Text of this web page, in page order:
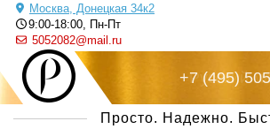
Москва, Донецкая 34к2
9:00-18:00, Пн-Пт
5052082@mail.ru
Русский
+7 (495)
Просто. Надежно.